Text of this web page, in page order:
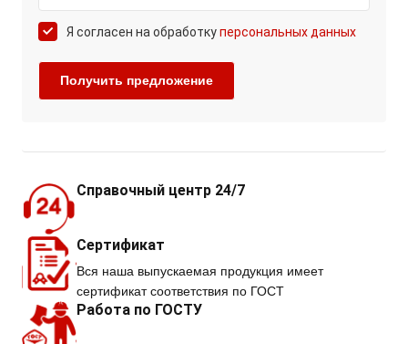
Я согласен на обработкуперсональных данных
Справочный центр 24/7
Сертификат
Вся наша выпускаемая продукция имеет
сертификат соответствия по ГОСТ
Работа по ГОСТУ